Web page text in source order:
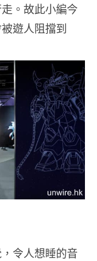
。故此小編今
遊人阻擋到
令人想睡的音